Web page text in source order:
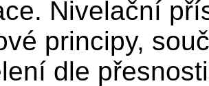
Nivelační
principy,
dle